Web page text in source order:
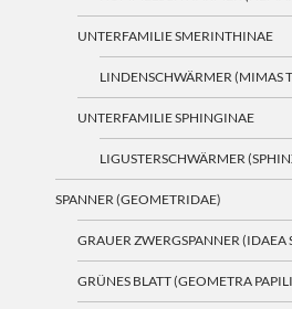
UNTERFAMILIE SMERINTHINAE
LINDENSCHWÄRMER (MIMAS
UNTERFAMILIE SPHINGINAE
LIGUSTERSCHWÄRMER
SPANNER (GEOMETRIDAE)
GRAUER ZWERGSPANNER (IDAEA
GRÜNES BLATT (GEOMETRA